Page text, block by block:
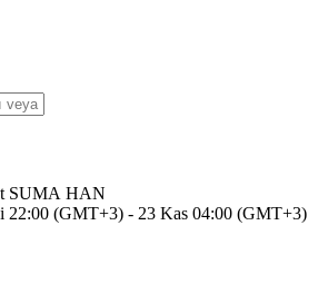
SUMA HAN
22:00 (GMT+3) - 23 Kas 04:00 (GMT+3)